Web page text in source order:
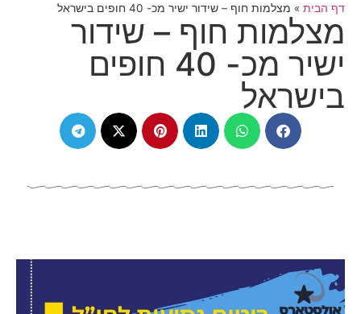
דף הבית » מצלמות חוף – שידור ישיר מכ- 40 חופים בישראל
מצלמות חוף – שידור
ישיר מכ- 40 חופים
בישראל